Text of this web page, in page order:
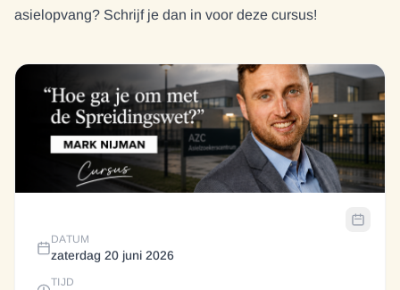
asielopvang? Schrijf je dan in voor deze cursus!
DATUM
zaterdag 20 juni 2026
TIJD